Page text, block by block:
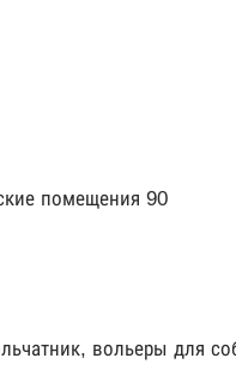
помещения 90
вольеры для